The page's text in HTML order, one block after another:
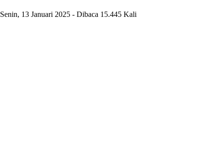
Senin, 13 Januari 2025 - Dibaca 15.445 Kali